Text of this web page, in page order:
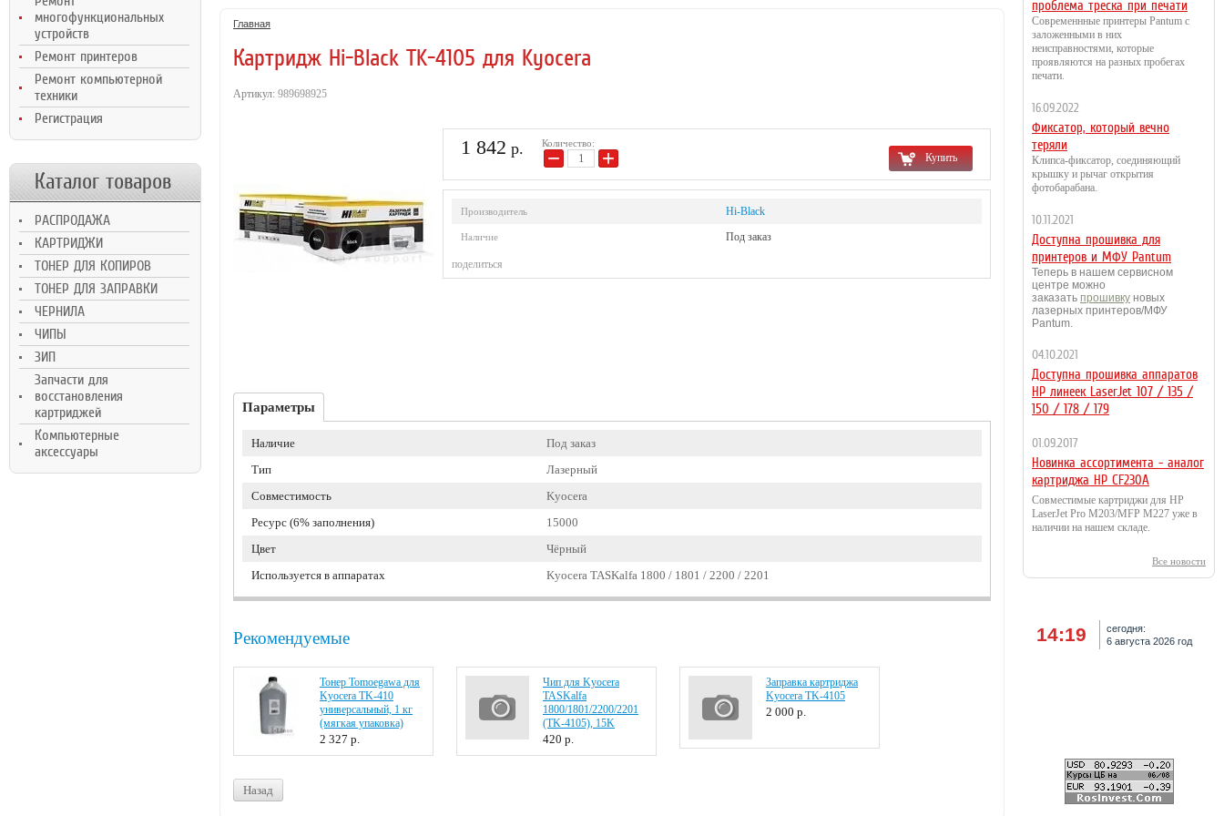
многофункциональных
устройств
Ремонт принтеров
Ремонт компьютерной
техники
Регистрация
Каталог товаров
РАСПРОДАЖА
КАРТРИДЖИ
ТОНЕР ДЛЯ КОПИРОВ
ТОНЕР ДЛЯ ЗАПРАВКИ
ЧЕРНИЛА
ЧИПЫ
ЗИП
Запчасти для
восстановления
картриджей
Компьютерные
аксессуары
M134, 2,3K
Главная
Картридж Hi-Black TK-4105 для Kyocera
Артикул: 989698925
1 842 р. Количество:
− + Купить
Производитель Hi-Black
Наличие Под заказ
поделиться
Параметры
Наличие
Под заказ
Тип
Лазерный
Совместимость
Kyocera
Ресурс (6% заполнения)
15000
Цвет
Чёрный
Используется в аппаратах
Kyocera TASKalfa 1800 / 1801 / 2200 / 2201
Рекомендуемые
Тонер Tomoegawa для
Kyocera TK-410
универсальный, 1 кг
(мягкая упаковка)
2 327 р.
Чип для Kyocera
TASKalfa
1800/1801/2200/2201
(TK-4105), 15K
420 р.
Заправка картриджа
Kyocera TK-4105
2 000 р.
Назад
проблема треска при печати
Современнные принтеры Pantum с
заложенными в них
неисправностями, которые
проявляются на разных пробегах
печати.
16.09.2022
Фиксатор, который вечно
теряли
Клипса-фиксатор, соединяющий
крышку и рычаг открытия
фотобарабана.
10.11.2021
Доступна прошивка для
принтеров и МФУ Pantum
Теперь в нашем сервисном
центре можно
заказать прошивку новых
лазерных принтеров/МФУ
Pantum.
04.10.2021
Доступна прошивка аппаратов
HP линеек LaserJet 107 / 135 /
150 / 178 / 179
01.09.2017
Новинка ассортимента - аналог
картриджа HP CF230A
Совместимые картриджи для HP
LaserJet Pro M203/MFP M227 уже в
наличии на нашем складе.
Все новости
14:19
сегодня:
6 августа 2026 год